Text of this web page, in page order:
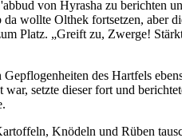
von Hyrasha zu berichten
wollte Olthek fortsetzen, aber
Platz. „Greift zu, Zwerge!
des Hartfels
setzte dieser fort und
Knödeln und Rüben